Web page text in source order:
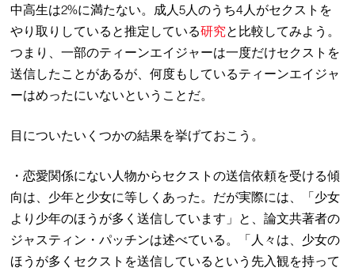
中高生は2%に満たない。成人5人のうち4人がセクストを
やり取りしていると推定している研究と比較してみよう。
つまり、一部のティーンエイジャーは一度だけセクストを
送信したことがあるが、何度もしているティーンエイジャ
ーはめったにいないということだ。
目についたいくつかの結果を挙げておこう。
・恋愛関係にない人物からセクストの送信依頼を受ける傾
向は、少年と少女に等しくあった。だが実際には、「少女
より少年のほうが多く送信しています」と、論文共著者の
ジャスティン・パッチンは述べている。「人々は、少女の
ほうが多くセクストを送信しているという先入観を持って